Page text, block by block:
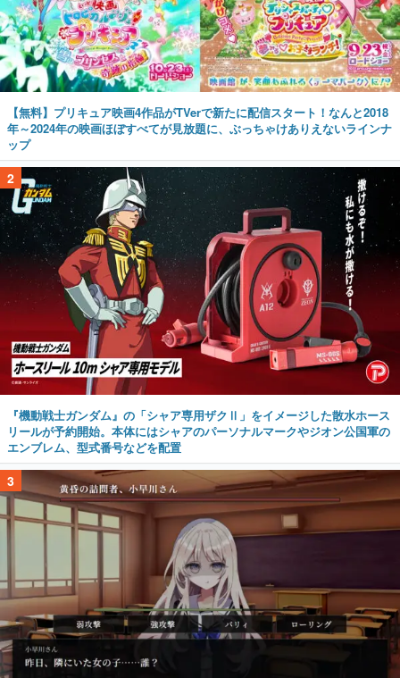
【無料】プリキュア映画4作品がTVerで新たに配信スタート！なんと2018
年～2024年の映画ほぼすべてが見放題に、ぶっちゃけありえないラインナ
ップ
2
『機動戦士ガンダム』の「シャア専用ザクⅡ」をイメージした散水ホース
リールが予約開始。本体にはシャアのパーソナルマークやジオン公国軍の
エンブレム、型式番号などを配置
3